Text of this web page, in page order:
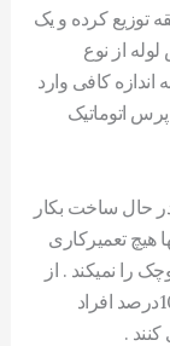
توزیع کرده و یک
از نوع
کافی وارد
اتوماتیک
حال ساخت بکار
هیچ تعمیرکاری
را نمیکند . از
طرفی به دلیل گران قیمت بودن شاید کمتر از 10درصد افراد
.